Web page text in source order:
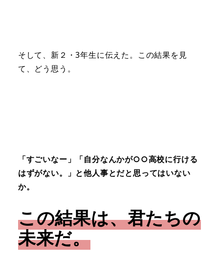
そして、新２・3年生に伝えた。この結果を見
て、どう思う。
「すごいなー」「自分なんかが○○高校に行ける
はずがない。」と他人事とだと思ってはいない
か。
この結果は、君たちの
未来だ。